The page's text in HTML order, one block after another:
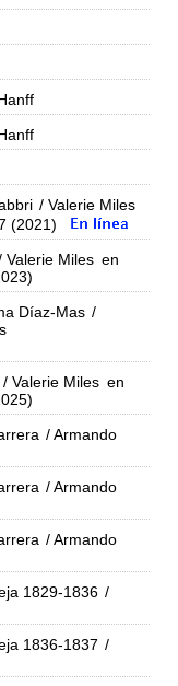
/ Valerie Miles
(2021)
Valerie Miles en
Díaz-Mas /
/ Valerie Miles en
/ Armando
/ Armando
/ Armando
1829-1836 /
1836-1837 /